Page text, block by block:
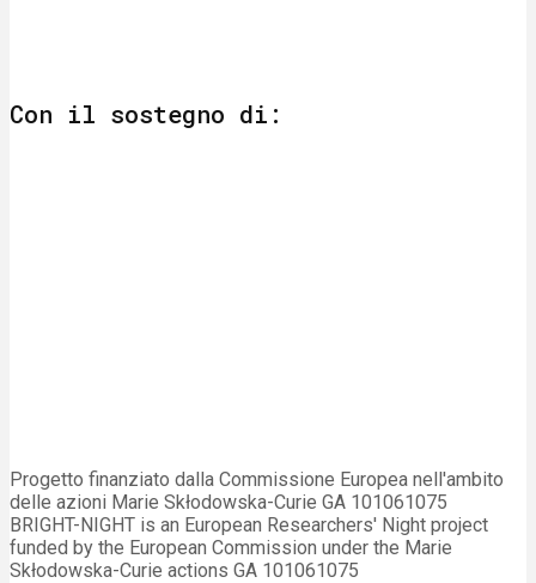
Con il sostegno di:
Progetto finanziato dalla Commissione Europea nell'ambito
delle azioni Marie Skłodowska-Curie GA 101061075
BRIGHT-NIGHT is an European Researchers' Night project
funded by the European Commission under the Marie
Skłodowska-Curie actions GA 101061075